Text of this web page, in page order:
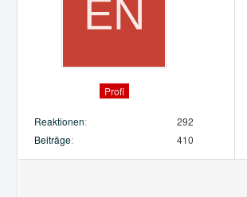
Profi
Reaktionen
292
Beiträge
410